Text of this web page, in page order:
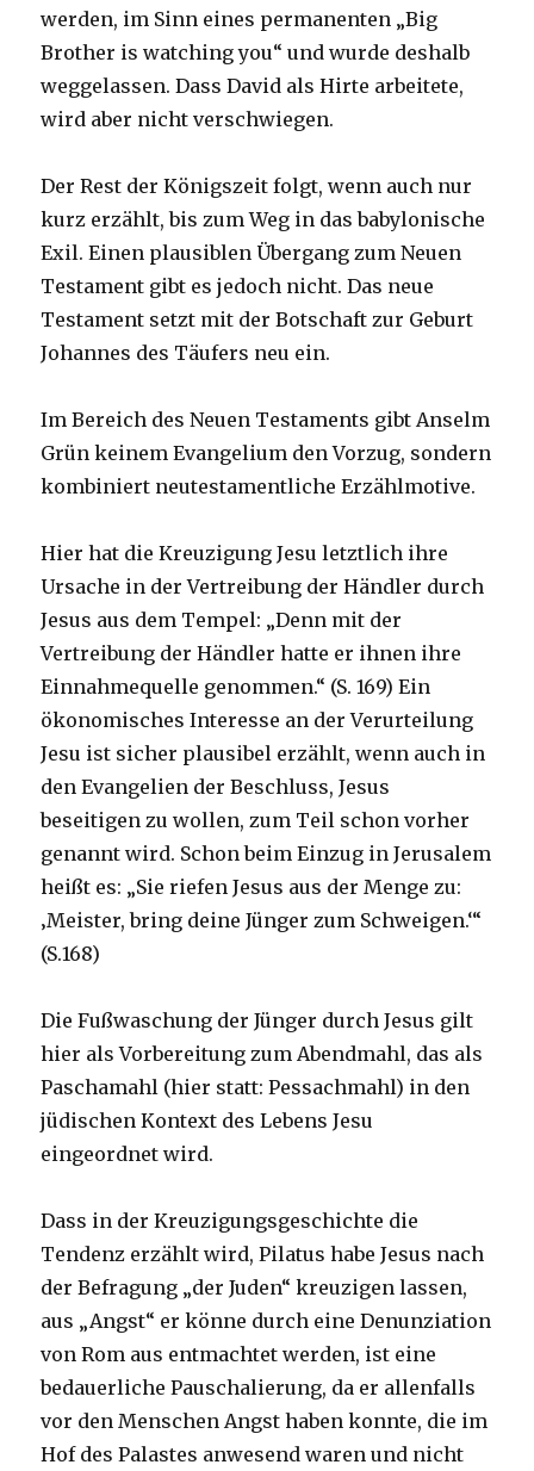
werden, im Sinn eines permanenten „Big
Brother is watching you“ und wurde deshalb
weggelassen. Dass David als Hirte arbeitete,
wird aber nicht verschwiegen.
Der Rest der Königszeit folgt, wenn auch nur
kurz erzählt, bis zum Weg in das babylonische
Exil. Einen plausiblen Übergang zum Neuen
Testament gibt es jedoch nicht. Das neue
Testament setzt mit der Botschaft zur Geburt
Johannes des Täufers neu ein.
Im Bereich des Neuen Testaments gibt Anselm
Grün keinem Evangelium den Vorzug, sondern
kombiniert neutestamentliche Erzählmotive.
Hier hat die Kreuzigung Jesu letztlich ihre
Ursache in der Vertreibung der Händler durch
Jesus aus dem Tempel: „Denn mit der
Vertreibung der Händler hatte er ihnen ihre
Einnahmequelle genommen.“ (S. 169) Ein
ökonomisches Interesse an der Verurteilung
Jesu ist sicher plausibel erzählt, wenn auch in
den Evangelien der Beschluss, Jesus
beseitigen zu wollen, zum Teil schon vorher
genannt wird. Schon beim Einzug in Jerusalem
heißt es: „Sie riefen Jesus aus der Menge zu:
‚Meister, bring deine Jünger zum Schweigen.‘“
(S.168)
Die Fußwaschung der Jünger durch Jesus gilt
hier als Vorbereitung zum Abendmahl, das als
Paschamahl (hier statt: Pessachmahl) in den
jüdischen Kontext des Lebens Jesu
eingeordnet wird.
Dass in der Kreuzigungsgeschichte die
Tendenz erzählt wird, Pilatus habe Jesus nach
der Befragung „der Juden“ kreuzigen lassen,
aus „Angst“ er könne durch eine Denunziation
von Rom aus entmachtet werden, ist eine
bedauerliche Pauschalierung, da er allenfalls
vor den Menschen Angst haben konnte, die im
Hof des Palastes anwesend waren und nicht